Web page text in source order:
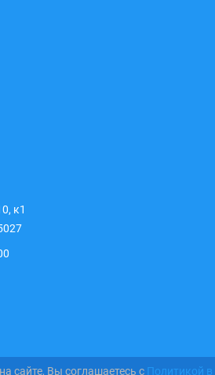
к1
сайте, Вы соглашаетесь с Политикой в